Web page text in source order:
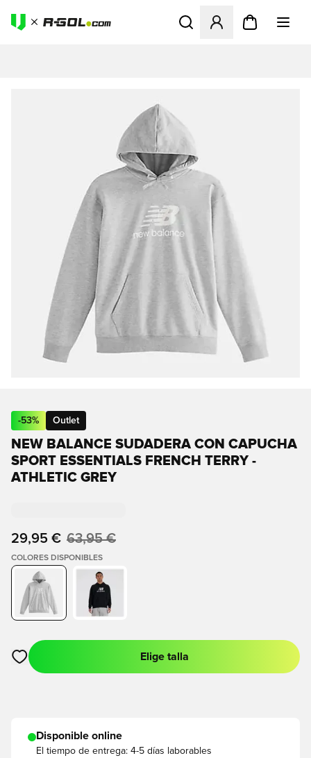
Abre un modal para iniciar
-53% Outlet
NEW BALANCE SUDADERA CON CAPUCHA
SPORT ESSENTIALS FRENCH TERRY -
ATHLETIC GREY
29,95 € 63,95 €
COLORES DISPONIBLES
Abre un modal para iniciar sesión o registrarse como miembro
Elige talla
Disponible online
El tiempo de entrega: 4-5 días laborables